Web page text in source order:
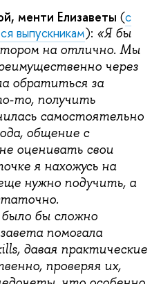
менти Елизаветы (с
выпускникам): «Я бы
на отлично. Мы
через
обратиться за
то, получить
самостоятельно
общение с
оценивать свои
я нахожусь на
нужно подучить, а
бы сложно
помогала
давая практические
проверяя их,